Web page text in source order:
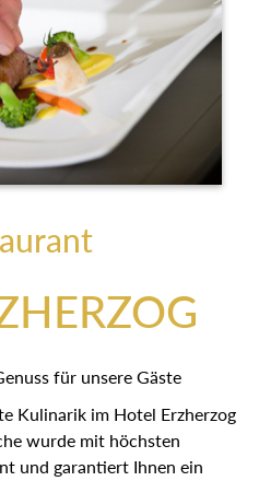
für unsere Gäste
Kulinarik im Hotel Erzherzog
wurde mit höchsten
und garantiert Ihnen ein